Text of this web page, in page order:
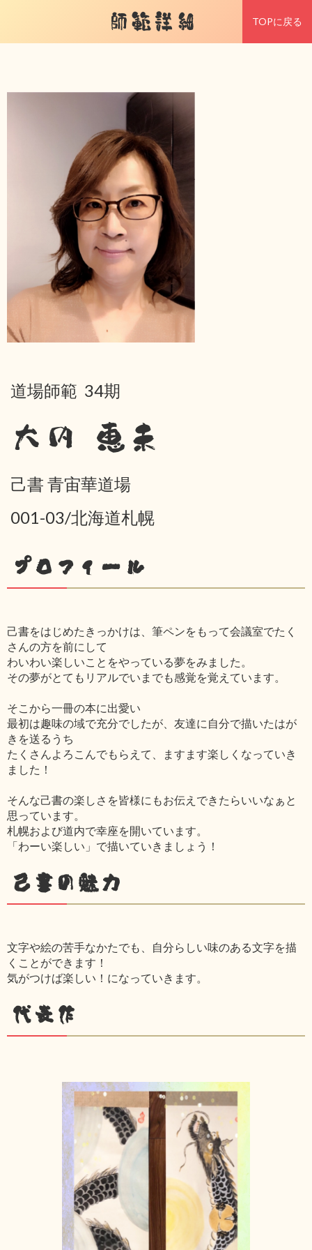
師範詳細 TOPに戻る
道場師範 34期
大内 恵未
己書 青宙華道場
001-03/北海道札幌
プロフィール
己書をはじめたきっかけは、筆ペンをもって会議室でたく
さんの方を前にして
わいわい楽しいことをやっている夢をみました。
その夢がとてもリアルでいまでも感覚を覚えています。
そこから一冊の本に出愛い
最初は趣味の域で充分でしたが、友達に自分で描いたはが
きを送るうち
たくさんよろこんでもらえて、ますます楽しくなっていき
ました！
そんな己書の楽しさを皆様にもお伝えできたらいいなぁと
思っています。
札幌および道内で幸座を開いています。
「わーい楽しい」で描いていきましょう！
己書の魅力
文字や絵の苦手なかたでも、自分らしい味のある文字を描
くことができます！
気がつけば楽しい！になっていきます。
代表作